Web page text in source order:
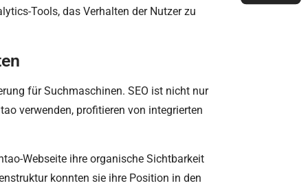
Tools, das Verhalten der Nutzer zu
für Suchmaschinen. SEO ist nicht nur
verwenden, profitieren von integrierten
Webseite ihre organische Sichtbarkeit
konnten sie ihre Position in den